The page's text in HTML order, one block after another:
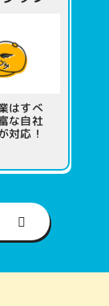
はすべ
な自社
対応！